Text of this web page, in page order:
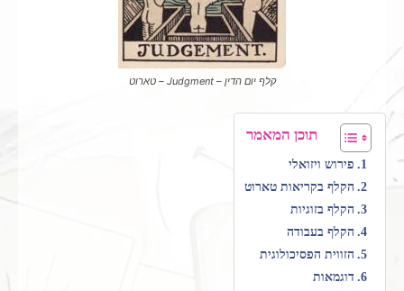
קלף יום הדין – Judgment – טארוט
תוכן המאמר
פירוש ויזואלי
הקלף בקריאות טארוט
הקלף בזוגיות
הקלף בעבודה
הזווית הפסיכולוגית
דוגמאות